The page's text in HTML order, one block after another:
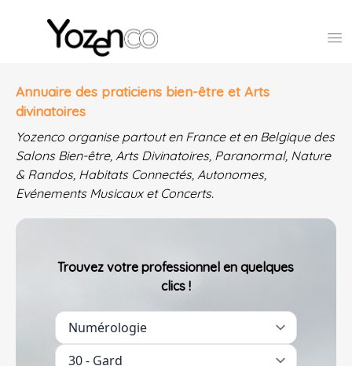
Yozenco - Organisateur de Salons, Evénements et
Annuaire des praticiens bien-être et Arts
divinatoires
Yozenco organise partout en France et en Belgique des
Salons Bien-être, Arts Divinatoires, Paranormal, Nature
& Randos, Habitats Connectés, Autonomes,
Evénements Musicaux et Concerts.
Trouvez votre professionnel en quelques
clics !